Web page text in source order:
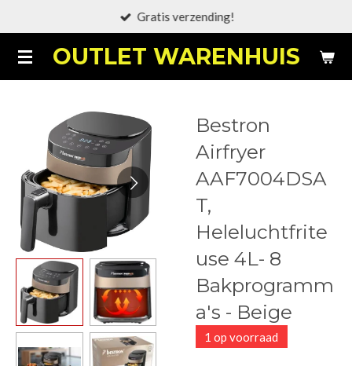
naar
de
OUTLET WARENHUIS
Gratis verzending!
Bestron
Airfryer
AAF7004DSA
T,
Heleluchtfrite
use 4L- 8
Bakprogramm
a's - Beige
1 op voorraad